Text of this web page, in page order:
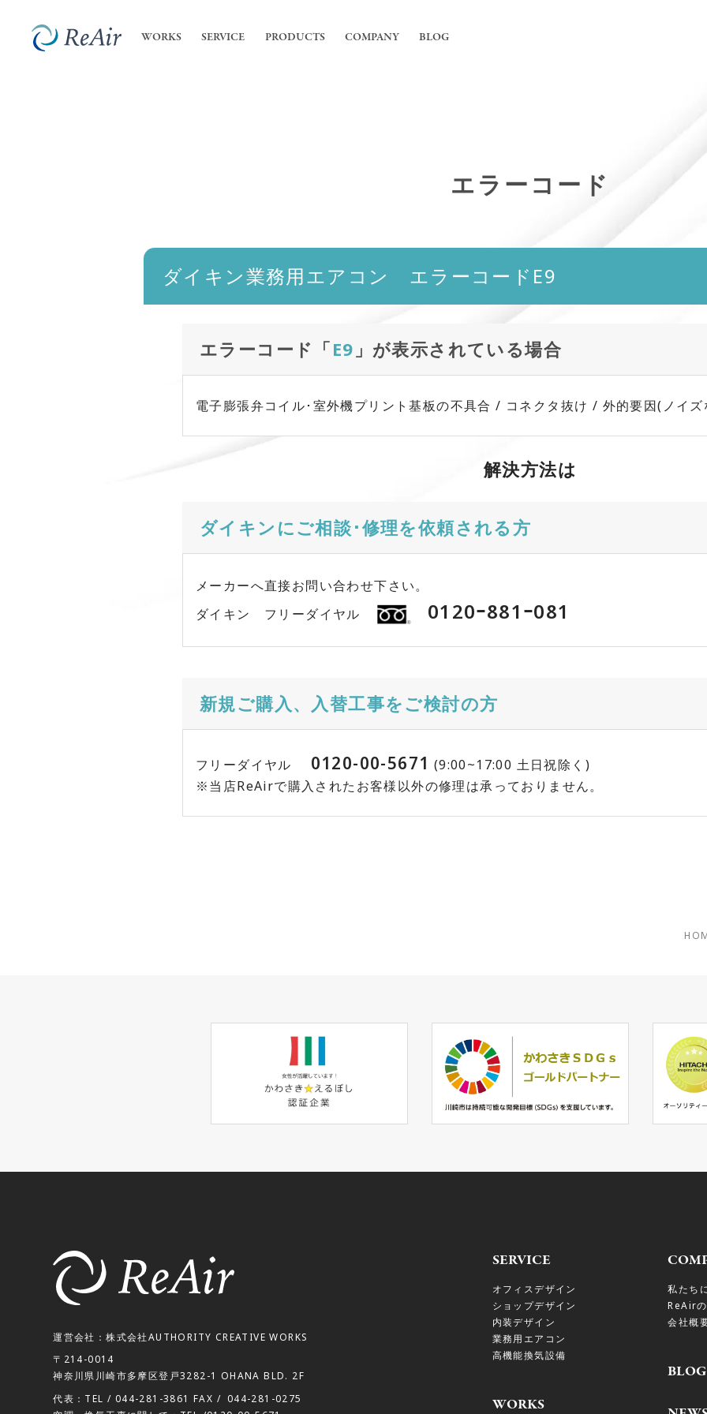
WORKS SERVICE
業務用エアコンの入れ替えや新規設置工事
PRODUCTS COMPANY BLOG
エラーコード
ダイキン業務用エアコン エラーコードE9
エラーコード「E9 」が表示されている場合
電子膨張弁コイル･室外機プリント基板の不具合 / コネクタ抜け / 外的要因(ノイ
解決方法は
ダイキンにご相談･修理を依頼される方
メーカーへ直接お問い合わせ下さい。
ダイキン フリーダイヤル
0120ｰ881ｰ081
新規ご購入、入替工事をご検討の方
フリーダイヤル 0120-00-5671 (9:00~17:00 土日祝除く)
※当店ReAirで購入されたお客様以外の修理は承っておりません。
運営会社：株式会社AUTHORITY CREATIVE WORKS
〒214-0014
神奈川県川崎市多摩区登戸3282-1 OHANA BLD. 2F
代表：TEL / 044-281-3861 FAX / 044-281-0275
SERVICE
オフィスデザイン
ショップデザイン
内装デザイン
業務用エアコン
高機能換気設備
WORKS
私たち
ReAir
会社概
BLOG